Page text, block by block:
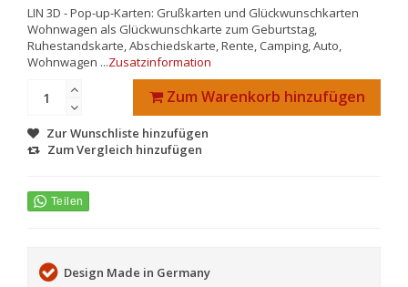
LIN 3D - Pop-up-Karten: Grußkarten und Glückwunschkarten
Wohnwagen als Glückwunschkarte zum Geburtstag,
Ruhestandskarte, Abschiedskarte, Rente, Camping, Auto,
Wohnwagen ...Zusatzinformation
Zum Warenkorb hinzufügen
Zur Wunschliste hinzufügen
Zum Vergleich hinzufügen
Design Made in Germany